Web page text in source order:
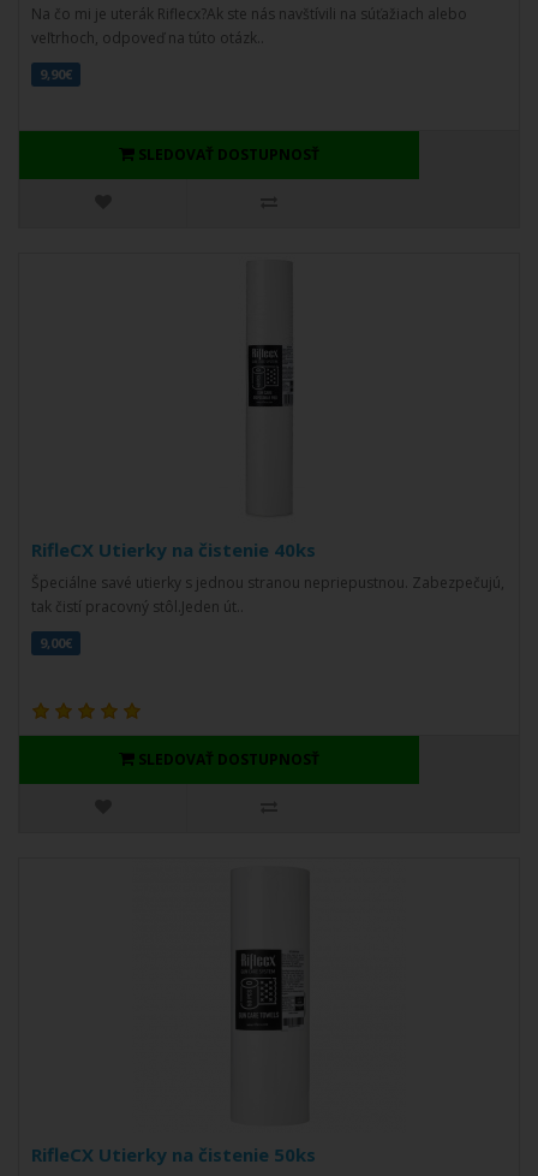
Na čo mi je uterák Riflecx?Ak ste nás navštívili na súťažiach alebo
veľtrhoch, odpoveď na túto otázk..
9,90€
SLEDOVAŤ DOSTUPNOSŤ
RifleCX Utierky na čistenie 40ks
Špeciálne savé utierky s jednou stranou nepriepustnou. Zabezpečujú,
tak čistí pracovný stôl.Jeden út..
9,00€
SLEDOVAŤ DOSTUPNOSŤ
RifleCX Utierky na čistenie 50ks